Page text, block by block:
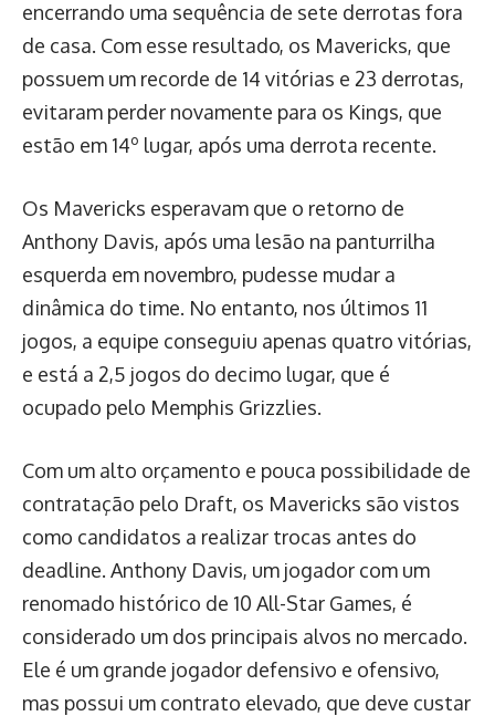
encerrando uma sequência de sete derrotas fora
de casa. Com esse resultado, os Mavericks, que
possuem um recorde de 14 vitórias e 23 derrotas,
evitaram perder novamente para os Kings, que
estão em 14º lugar, após uma derrota recente.
Os Mavericks esperavam que o retorno de
Anthony Davis, após uma lesão na panturrilha
esquerda em novembro, pudesse mudar a
dinâmica do time. No entanto, nos últimos 11
jogos, a equipe conseguiu apenas quatro vitórias,
e está a 2,5 jogos do decimo lugar, que é
ocupado pelo Memphis Grizzlies.
Com um alto orçamento e pouca possibilidade de
contratação pelo Draft, os Mavericks são vistos
como candidatos a realizar trocas antes do
deadline. Anthony Davis, um jogador com um
renomado histórico de 10 All-Star Games, é
considerado um dos principais alvos no mercado.
Ele é um grande jogador defensivo e ofensivo,
mas possui um contrato elevado, que deve custar